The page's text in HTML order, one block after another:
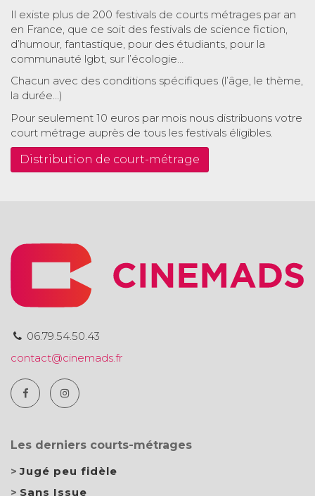
Il existe plus de 200 festivals de courts métrages par an
en France, que ce soit des festivals de science fiction,
d’humour, fantastique, pour des étudiants, pour la
communauté lgbt, sur l’écologie…
Chacun avec des conditions spécifiques (l’âge, le thème,
la durée…)
Pour seulement 10 euros par mois nous distribuons votre
court métrage auprès de tous les festivals éligibles.
Distribution de court-métrage
06.79.54.50.43
contact@cinemads.fr
Les derniers courts-métrages
Jugé peu fidèle
Sans Issue